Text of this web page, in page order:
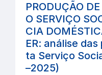
PRODUÇÃO
O SERVIÇO
CIA
ER: análise
ta Serviço
–2025)